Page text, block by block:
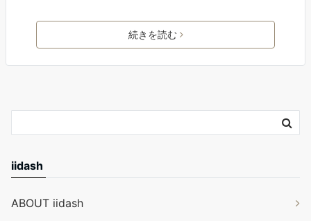
続きを読む
iidash
ABOUT iidash